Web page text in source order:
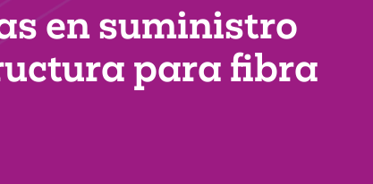
en suministro
para fibra